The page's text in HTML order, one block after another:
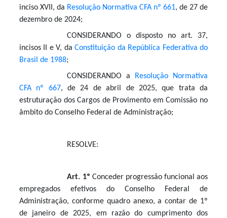
inciso XVII, da Resolução Normativa CFA nº 661, de 27 de
dezembro de 2024;
CONSIDERANDO o disposto no art. 37,
incisos II e V, daConstituição da República Federativa do
Brasil de 1988;
CONSIDERANDO a
Resolução Normativa
CFA nº 667, de 24 de abril de 2025, que trata da
estruturação dos Cargos de Provimento em Comissão no
âmbito do Conselho Federal de Administração;
RESOLVE:
Art. 1º Conceder progressão funcional aos
empregados efetivos do Conselho Federal de
Administração, conforme quadro anexo, a contar de 1º
de janeiro de 2025, em razão do cumprimento dos